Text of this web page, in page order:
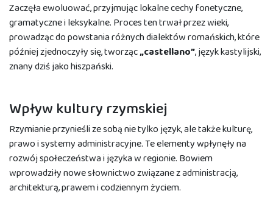
Zaczęła ewoluować, przyjmując lokalne cechy fonetyczne,
gramatyczne i leksykalne. Proces ten trwał przez wieki,
prowadząc do powstania różnych dialektów romańskich, które
później zjednoczyły się, tworząc„castellano”, język kastylijski,
znany dziś jako hiszpański.
Wpływ kultury rzymskiej
Rzymianie przynieśli ze sobą nie tylko język, ale także kulturę,
prawo i systemy administracyjne. Te elementy wpłynęły na
rozwój społeczeństwa i języka w regionie. Bowiem
wprowadziły nowe słownictwo związane z administracją,
architekturą, prawem i codziennym życiem.